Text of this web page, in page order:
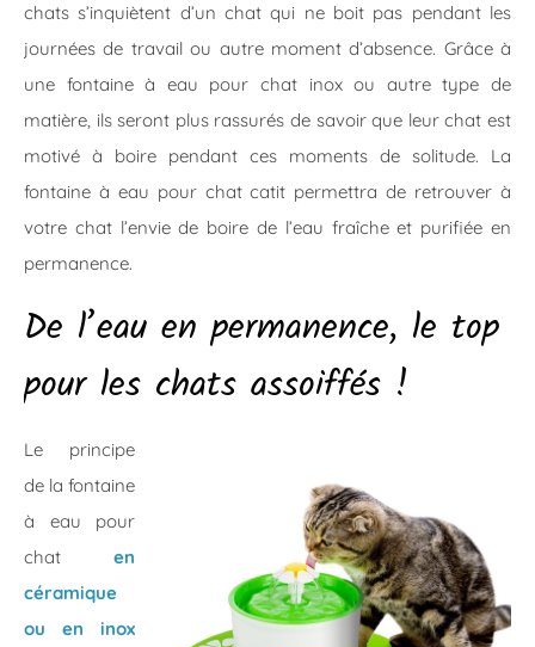
chats s’inquiètent d’un chat qui ne boit pas pendant les
journées de travail ou autre moment d’absence. Grâce à
une fontaine à eau pour chat inox ou autre type de
matière, ils seront plus rassurés de savoir que leur chat est
motivé à boire pendant ces moments de solitude. La
fontaine à eau pour chat catit permettra de retrouver à
votre chat l’envie de boire de l’eau fraîche et purifiée en
permanence.
De l’eau en permanence, le top
pour les chats assoiffés !
Le principe
de la fontaine
à eau pour
chat en
céramique
ou en inox